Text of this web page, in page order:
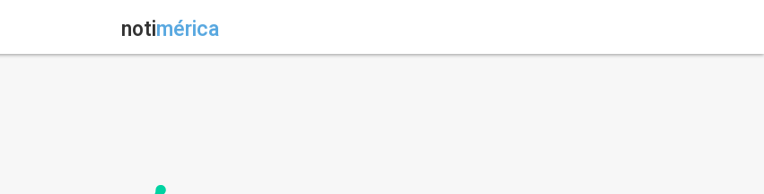
notimérica